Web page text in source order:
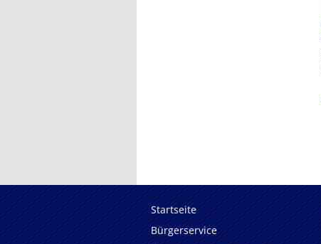
Startseite
Bürgerservice